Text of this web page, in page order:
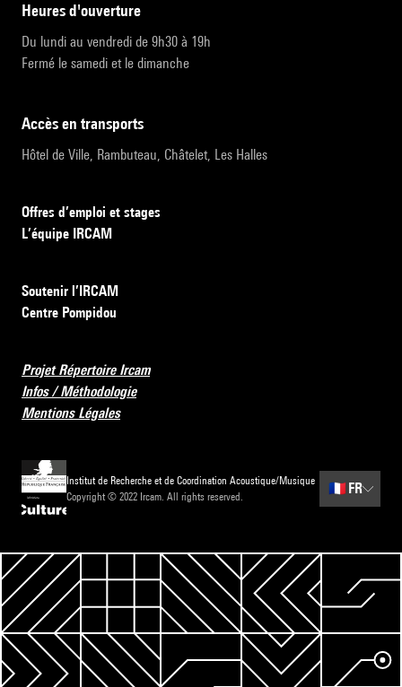
heures d'ouverture
Du lundi au vendredi de 9h30 à 19h
Fermé le samedi et le dimanche
accès en transports
Hôtel de Ville, Rambuteau, Châtelet, Les Halles
Offres d’emploi et stages
L’équipe IRCAM
Soutenir l’IRCAM
Centre Pompidou
Projet Répertoire Ircam
Infos / Méthodologie
Mentions Légales
Institut de Recherche et de Coordination Acoustique/Musique
Copyright © 2022 Ircam. All rights reserved.
🇫🇷 FR